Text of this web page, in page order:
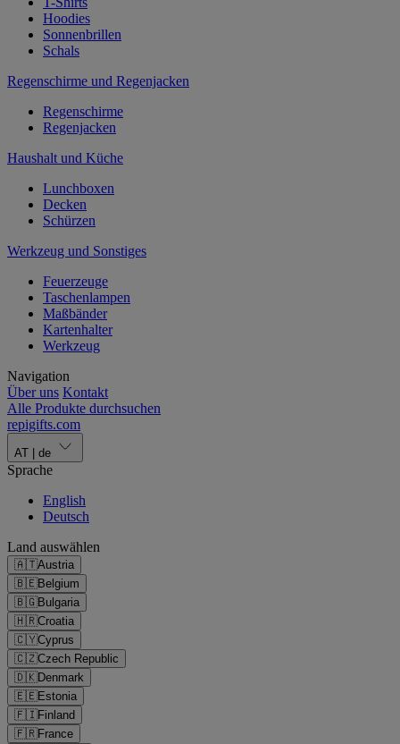
Hoodies
Sonnenbrillen
Schals
Regenschirme und Regenjacken
Regenschirme
Regenjacken
Haushalt und Küche
Lunchboxen
Decken
Schürzen
Werkzeug und Sonstiges
Feuerzeuge
Taschenlampen
Maßbänder
Kartenhalter
Werkzeug
Navigation
Über uns Kontakt
Alle Produkte durchsuchen
repigifts.com
AT de
Sprache
English
Deutsch
Land auswählen
🇦🇹Austria
🇧🇪Belgium
🇧🇬Bulgaria
🇭🇷Croatia
🇨🇾Cyprus
🇨🇿Czech Republic
🇩🇰Denmark
🇪🇪Estonia
🇫🇮Finland
🇫🇷France